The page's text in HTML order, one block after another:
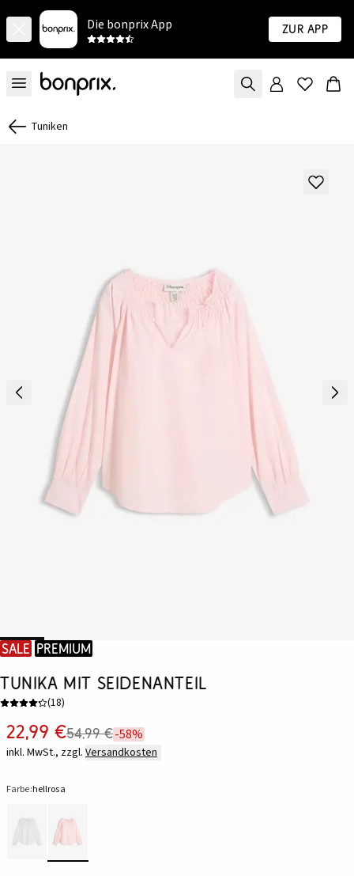
Die bonprix App Zur App
Tuniken
SALE Premium
Tunika mit Seidenanteil
(18)
22,99 €54,99 €-58%
inkl. MwSt., zzgl. Versandkosten
Farbe:hellrosa